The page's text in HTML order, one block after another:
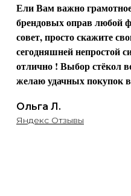
Ели Вам важно
брендовых оправ любой
совет, просто скажите
сегодняшней непростой
отлично ! Выбор стёкол
желаю удачных покупок
Ольга Л.
Яндекс Отзывы